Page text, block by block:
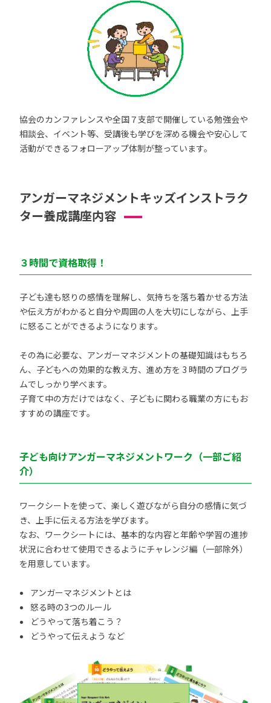
協会のカンファレンスや全国７支部で開催している勉強会や
相談会、イベント等、受講後も学びを深める機会や安心して
活動ができるフォローアップ体制が整っています。
アンガーマネジメントキッズインストラク
ター養成講座内容
３時間で資格取得！
子ども達も怒りの感情を理解し、気持ちを落ち着かせる方法
や伝え方がわかると自分や周囲の人を大切にしながら、上手
に怒ることができるようになります。
その為に必要な、アンガーマネジメントの基礎知識はもちろ
ん、子どもへの効果的な教え方、進め方を 3 時間のプログラ
ムでしっかり学べます。
子育て中の方だけではなく、子どもに関わる職業の方にもお
すすめの講座です。
子ども向けアンガーマネジメントワーク（一部ご紹
介）
ワークシートを使って、楽しく遊びながら自分の感情に気づ
き、上手に伝える方法を学びます。
なお、ワークシートには、基本的な内容と年齢や学習の進捗
状況に合わせて使用できるようにチャレンジ編（一部除外）
を用意しています。
アンガーマネジメントとは
怒る時の3つのルール
どうやって落ち着こう？
どうやって伝えよう など